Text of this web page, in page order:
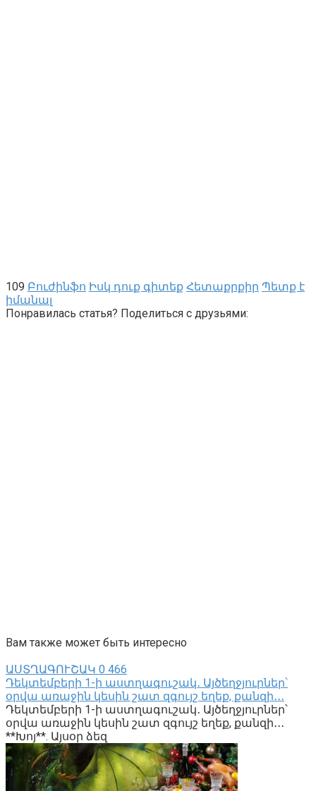
109 Բուժինֆո Իսկ դուք գիտեք Հետաքրքիր Պետք է
իմանալ
Понравилась статья? Поделиться с друзьями:
Вам также может быть интересно
ԱՍՏՂԱԳՈՒՇԱԿ 0 466
Դեկտեմբերի 1-ի աստղագուշակ․ Այծեղջյուրներ՝
օրվա առաջին կեսին շատ զգույշ եղեք, քանզի․․․
Դեկտեմբերի 1-ի աստղագուշակ․ Այծեղջյուրներ՝
օրվա առաջին կեսին շատ զգույշ եղեք, քանզի․․․
**Խոյ**. Այսօր ձեզ